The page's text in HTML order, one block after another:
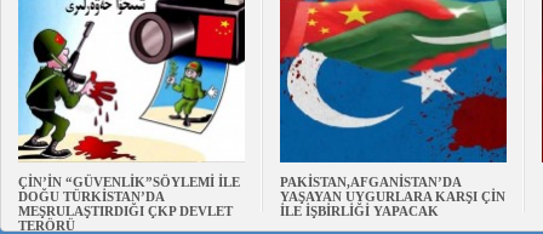
ÇİN’İN “GÜVENLİK”SÖYLEMİ İLE
DOĞU TÜRKİSTAN’DA
MEŞRULAŞTIRDIĞI ÇKP DEVLET
TERÖRÜ
PAKİSTAN,AFGANİSTAN’DA
YAŞAYAN UYGURLARA KARŞI ÇİN
İLE İŞBİRLİĞİ YAPACAK